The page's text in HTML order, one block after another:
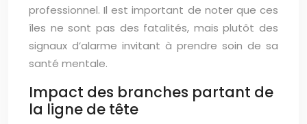
professionnel. Il est important de noter que ces
îles ne sont pas des fatalités, mais plutôt des
signaux d’alarme invitant à prendre soin de sa
santé mentale.
Impact des branches partant de
la ligne de tête